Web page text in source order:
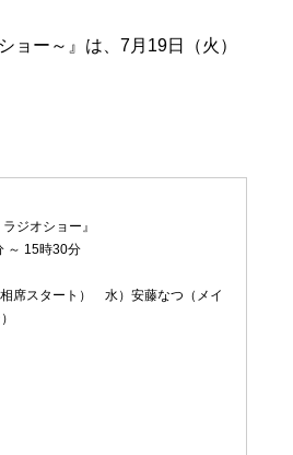
ョー～』は、7月19日（火）
ジオショー』
～ 15時30分
席スタート） 水）安藤なつ（メイ